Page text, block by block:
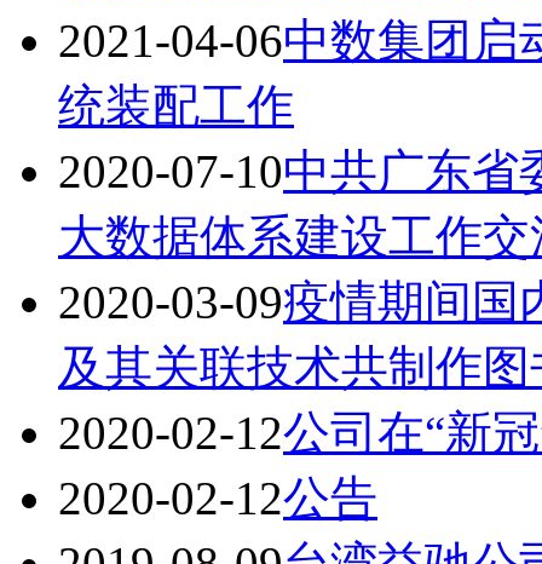
2021-04-06中数集团启
统装配工作
2020-07-10中共广东省
大数据体系建设工作
2020-03-09疫情期间国
及其关联技术共制作图
2020-02-12公司在“新
2020-02-12公告